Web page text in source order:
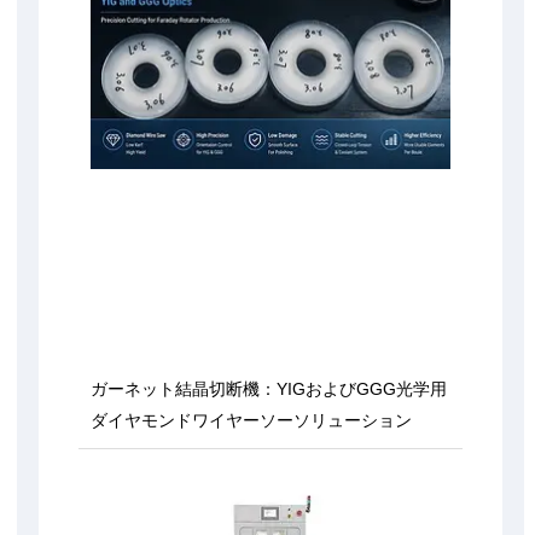
ガーネット結晶切断機：YIGおよびGGG光学用
ダイヤモンドワイヤーソーソリューション